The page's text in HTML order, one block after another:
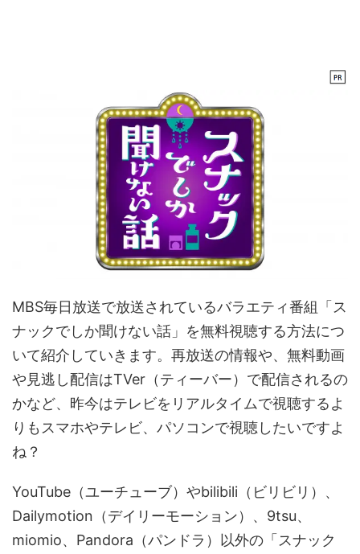
MBS毎日放送で放送されているバラエティ番組「ス
ナックでしか聞けない話」を無料視聴する方法につ
いて紹介していきます。再放送の情報や、無料動画
や見逃し配信はTVer（ティーバー）で配信されるの
かなど、昨今はテレビをリアルタイムで視聴するよ
りもスマホやテレビ、パソコンで視聴したいですよ
ね？
YouTube（ユーチューブ）やbilibili（ビリビリ）、
Dailymotion（デイリーモーション）、9tsu、
miomio、Pandora（パンドラ）以外の「スナック